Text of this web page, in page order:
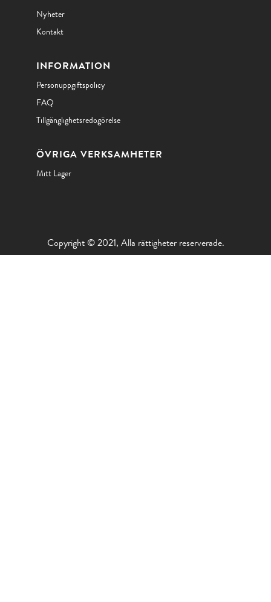
Nyheter
Kontakt
INFORMATION
Personuppgiftspolicy
FAQ
Tillgänglighetsredogörelse
ÖVRIGA VERKSAMHETER
Mitt Lager
Copyright © 2021, Alla rättigheter reserverade.